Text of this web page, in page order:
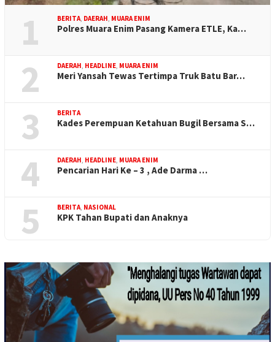
1 BERITA DAERAH MUARA ENIM
Polres Muara Enim Pasang Kamera ETLE, Ka…
2 DAERAH HEADLINE MUARA ENIM
Meri Yansah Tewas Tertimpa Truk Batu Bar…
3 BERITA
Kades Perempuan Ketahuan Bugil Bersama S…
4 DAERAH HEADLINE MUARA ENIM
Pencarian Hari Ke – 3 , Ade Darma …
5 BERITA NASIONAL
KPK Tahan Bupati dan Anaknya